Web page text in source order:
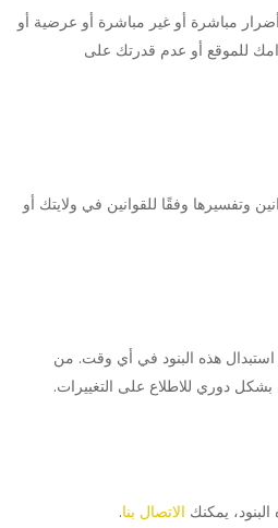
مباشرة أو غير مباشرة أو عرضية أو
للموقع أو عدم قدرتك على
وتفسيرها وفقًا للقوانين في ولايتك أو
هذه البنود في أي وقت. من
دوري للاطلاع على التغييرات.
يمكنك الاتصال بنا.